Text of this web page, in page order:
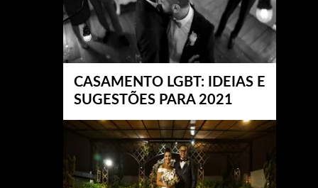
CASAMENTO LGBT: IDEIAS E
SUGESTÕES PARA 2021